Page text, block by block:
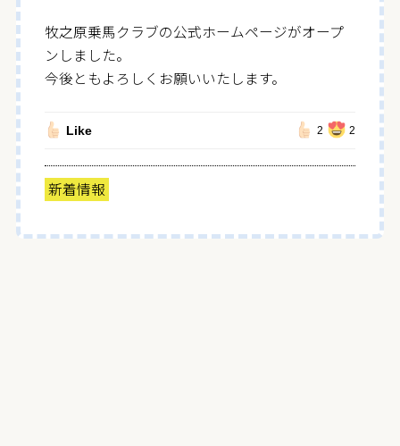
牧之原乗馬クラブの公式ホームページがオープ
ンしました。
今後ともよろしくお願いいたします。
Like 2 2
新着情報